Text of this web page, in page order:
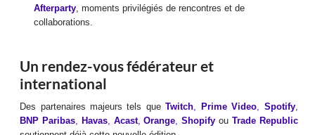
Afterparty, moments privilégiés de rencontres et de
collaborations.
Un rendez-vous fédérateur et
international
Des partenaires majeurs tels queTwitch, Prime Video, Spotify,
BNP Paribas, Havas, Acast,Orange,Shopify ou Trade Republic